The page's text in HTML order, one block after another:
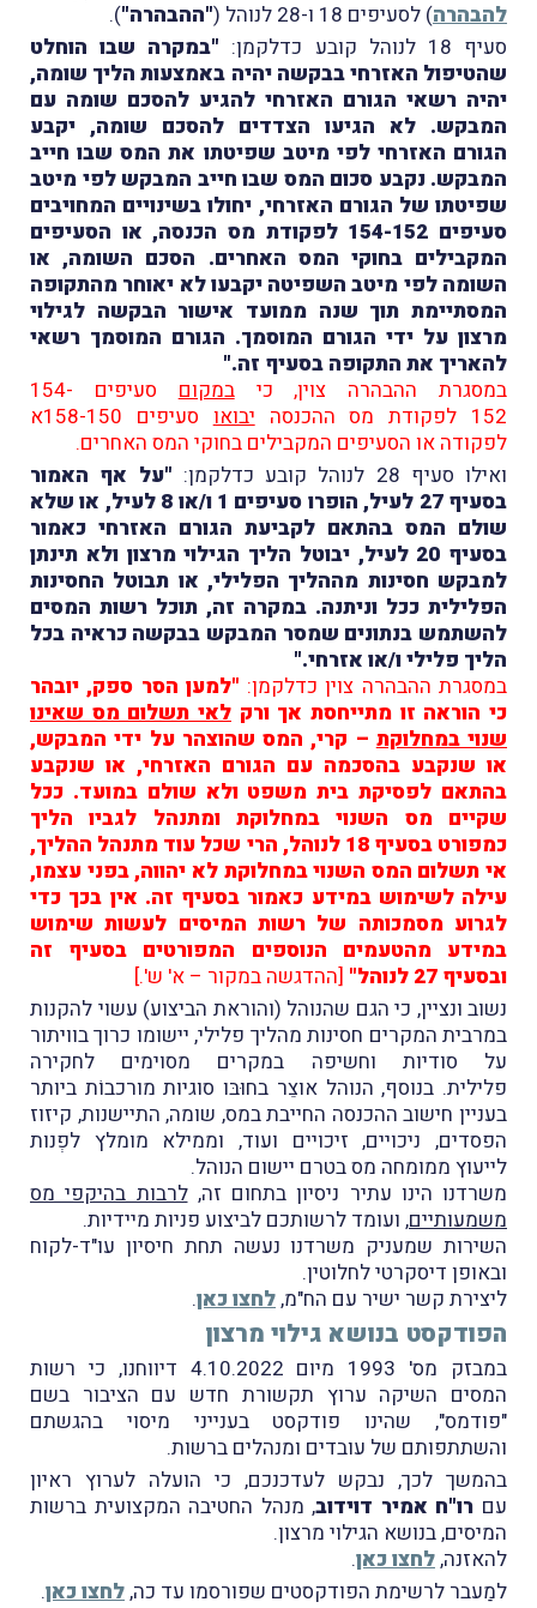
להבהרה) לסעיפים 18 ו-28 לנוהל ( "ההבהרה").
סעיף 18 לנוהל קובע כדלקמן:
"במקרה שבו הוחלט
שהטיפול האזרחי בבקשה יהיה באמצעות הליך שומה,
יהיה רשאי הגורם האזרחי להגיע להסכם שומה עם
המבקש. לא הגיעו הצדדים להסכם שומה, יקבע
הגורם האזרחי לפי מיטב שפיטתו את המס שבו חייב
המבקש. נקבע סכום המס שבו חייב המבקש לפי מיטב
שפיטתו של הגורם האזרחי, יחולו בשינויים המחויבים
סעיפים 154-152 לפקודת מס הכנסה, או הסעיפים
המקבילים בחוקי המס האחרים. הסכם השומה, או
השומה לפי מיטב השפיטה יקבעו לא יאוחר מהתקופה
המסתיימת תוך שנה ממועד אישור הבקשה לגילוי
מרצון על ידי הגורם המוסמך. הגורם המוסמך רשאי
להאריך את התקופה בסעיף זה."
במסגרת ההבהרה צוין, כיבמקום
סעיפים 154-
152 לפקודת מס ההכנסה
יבואו
סעיפים 158-150א
לפקודה או הסעיפים המקבילים בחוקי המס האחרים.
ואילו סעיף 28 לנוהל קובע כדלקמן:
"על אף האמור
בסעיף 27 לעיל, הופרו סעיפים 1 ו/או 8 לעיל, או שלא
שולם המס בהתאם לקביעת הגורם האזרחי כאמור
בסעיף 20 לעיל, יבוטל הליך הגילוי מרצון ולא תינתן
למבקש חסינות מההליך הפלילי, או תבוטל החסינות
הפלילית ככל וניתנה. במקרה זה, תוכל רשות המסים
להשתמש בנתונים שמסר המבקש בבקשה כראיה בכל
הליך פלילי ו/או אזרחי."
במסגרת ההבהרה צוין כדלקמן: "למען הסר ספק, יובהר
כי הוראה זו מתייחסת אך ורק לאי תשלום מס שאינו
שנוי במחלוקת – קרי, המס שהוצהר על ידי המבקש,
או שנקבע בהסכמה עם הגורם האזרחי, או שנקבע
בהתאם לפסיקת בית משפט ולא שולם במועד. ככל
שקיים מס השנוי במחלוקת ומתנהל לגביו הליך
כמפורט בסעיף 18 לנוהל, הרי שכל עוד מתנהל ההליך,
אי תשלום המס השנוי במחלוקת לא יהווה, בפני עצמו,
עילה לשימוש במידע כאמור בסעיף זה. אין בכך כדי
לגרוע מסמכותה של רשות המיסים לעשות שימוש
במידע מהטעמים הנוספים המפורטים בסעיף זה
ובסעיף 27 לנוהל​"
[ההדגשה במקור – א' ש'.]
נשוב ונציין, כי הגם שהנוהל (והוראת הביצוע) עשוי להקנות
במרבית המקרים חסינות מהליך פלילי, יישומו כרוך בוויתור
על סודיות וחשיפה במקרים מסוימים לחקירה
פלילית. בנוסף, הנוהל אוצֵר בחוּבּו סוגיות מורכבוֹת ביותר
בעניין חישוב ההכנסה החייבת במס, שומה, התיישנות, קיזוז
הפסדים, ניכויים, זיכויים ועוד, וממילא מומלץ לפְנות
לייעוץ ממומחה מס בטרם יישום הנוהל.
משרדנו הינו עתיר ניסיון בתחום זה,לרבות בהיקפי מס
משמעותיים, ועומד לרשותכם לביצוע פניות מיידיות.
השירות שמעניק משרדנו נעשה תחת חיסיון עו"ד-לקוח
ובאופן דיסקרטי לחלוטין.
ליצירת קשר ישיר עם הח"מ,לחצו כאן.
הפודקסט בנושא גילוי מרצון
במבזק מס' 1993 מיום 4.10.2022 דיווחנו, כי רשות
המסים השיקה ערוץ תקשורת חדש עם הציבור בשם
"פודמס", שהינו פודקסט בענייני מיסוי בהגשתם
והשתתפותם של עובדים ומנהלים ברשות.
בהמשך לכך, נבקש לעדכנכם, כי הועלה לערוץ ראיון
עם רו"ח אמיר דוידוב, מנהל החטיבה המקצועית ברשות
המיסים, בנושא הגילוי מרצון.
להאזנה,לחצו כאן.
למַעבר לרשימת הפודקסטים שפורסמו עד כה,לחצו כאן.